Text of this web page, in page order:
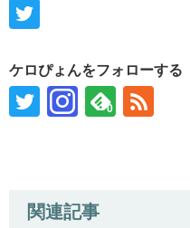
ケロぴょんをフォローする
0
関連記事